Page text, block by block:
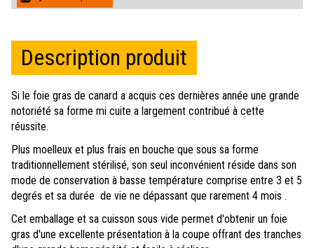
t
r
d
e
Description produit
Si le foie gras de canard a acquis ces dernières année une grande
notoriété sa forme mi cuite a largement contribué à cette
réussite.
Plus moelleux et plus frais en bouche que sous sa forme
traditionnellement stérilisé, son seul inconvénient réside dans son
mode de conservation à basse température comprise entre 3 et 5
degrés et sa durée de vie ne dépassant que rarement 4 mois .
Cet emballage et sa cuisson sous vide permet d'obtenir un foie
gras d'une excellente présentation à la coupe offrant des tranches